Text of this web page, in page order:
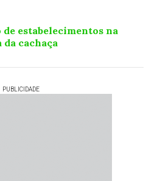
de estabelecimentos na
cachaça
PUBLICIDADE